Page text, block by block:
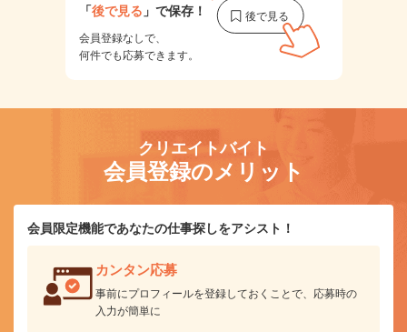
「後で見る 」で保存！
会員登録なしで、
何件でも応募できます。
クリエイトバイト
会員登録のメリット
会員限定機能であなたの仕事探しをアシスト！
カンタン応募
事前にプロフィールを登録しておくことで、応募時の
入力が簡単に